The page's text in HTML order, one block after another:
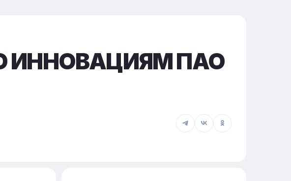
ИННОВАЦИЯМ ПАО